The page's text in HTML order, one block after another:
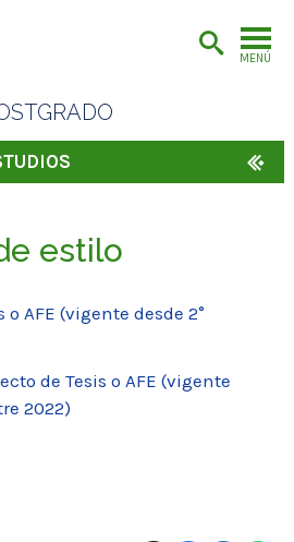
MENÚ
estilo
AFE (vigente desde 2°
de Tesis o AFE (vigente
2022)